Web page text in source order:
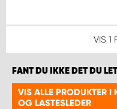
VIS 1
FANT DU IKKE DET DU
VIS ALLE PRODUKTER I
OG LASTESLEDER